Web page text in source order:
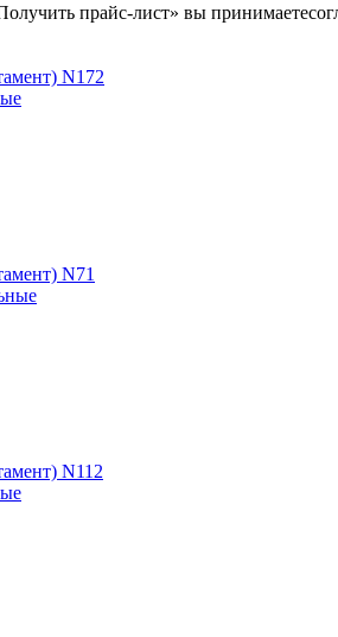
прайс-лист» вы принимаете
N172
N71
N112